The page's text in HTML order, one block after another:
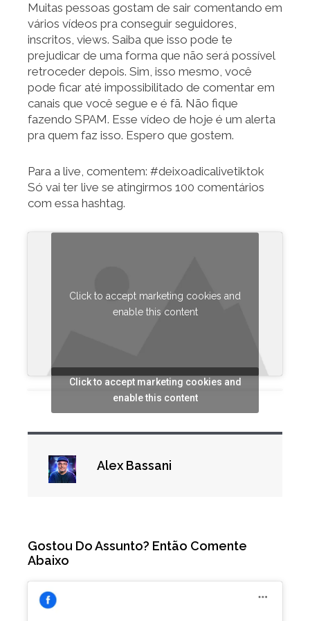
Muitas pessoas gostam de sair comentando em
vários vídeos pra conseguir seguidores,
inscritos, views. Saiba que isso pode te
prejudicar de uma forma que não será possível
retroceder depois. Sim, isso mesmo, você
pode ficar até impossibilitado de comentar em
canais que você segue e é fã. Não fique
fazendo SPAM. Esse vídeo de hoje é um alerta
pra quem faz isso. Espero que gostem.
Para a live, comentem: #deixoadicalivetiktok
Só vai ter live se atingirmos 100 comentários
com essa hashtag.
Click to accept marketing cookies and
enable this content
Click to accept marketing cookies and
enable this content
Alex Bassani
Gostou Do Assunto? Então Comente
Abaixo